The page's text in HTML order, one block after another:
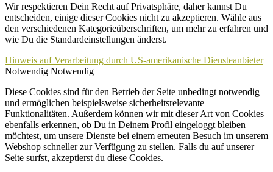
Wir respektieren Dein Recht auf Privatsphäre, daher kannst Du
entscheiden, einige dieser Cookies nicht zu akzeptieren. Wähle aus
den verschiedenen Kategorieüberschriften, um mehr zu erfahren und
wie Du die Standardeinstellungen änderst.
Hinweis auf Verarbeitung durch US-amerikanische Diensteanbieter
Notwendig Notwendig
Diese Cookies sind für den Betrieb der Seite unbedingt notwendig
und ermöglichen beispielsweise sicherheitsrelevante
Funktionalitäten. Außerdem können wir mit dieser Art von Cookies
ebenfalls erkennen, ob Du in Deinem Profil eingeloggt bleiben
möchtest, um unsere Dienste bei einem erneuten Besuch im unserem
Webshop schneller zur Verfügung zu stellen. Falls du auf unserer
Seite surfst, akzeptierst du diese Cookies.